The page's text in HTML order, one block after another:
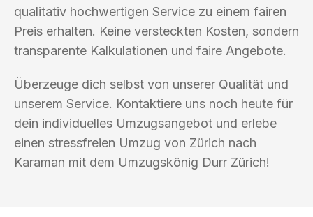
qualitativ hochwertigen Service zu einem fairen
Preis erhalten. Keine versteckten Kosten, sondern
transparente Kalkulationen und faire Angebote.
Überzeuge dich selbst von unserer Qualität und
unserem Service. Kontaktiere uns noch heute für
dein individuelles Umzugsangebot und erlebe
einen stressfreien Umzug von Zürich nach
Karaman mit dem Umzugskönig Durr Zürich!